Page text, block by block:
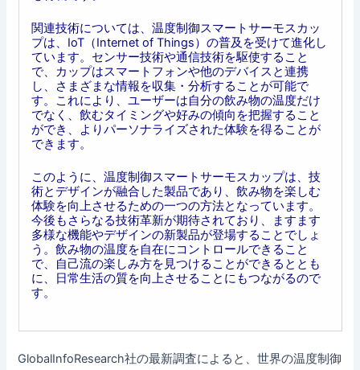
関連技術については、温度制御スマートサーモスカッ
プは、IoT（Internet of Things）の普及を受けて進化し
ています。センサー技術や通信技術を駆使すること
で、カップはスマートフォンや他のデバイスと連携
し、さまざまな情報を収集・分析することが可能で
す。これにより、ユーザーは自分の飲み物の温度だけ
でなく、飲むタイミングや好みの傾向を把握すること
ができ、よりパーソナライズされた体験を得ることが
できます。
このように、温度制御スマートサーモスカップは、技
術とデザインが融合した製品であり、飲み物を楽しむ
体験を向上させるための一つの方法となっています。
今後もさらなる技術革新が期待されており、ますます
多様な機能やデザインの新製品が登場することでしょ
う。飲み物の温度を自在にコントロールできること
で、自己流の楽しみ方を見つけることができるととも
に、日常生活の質を向上させることにもつながるので
す。
GlobalInfoResearch社の最新調査によると、世界の温度制御